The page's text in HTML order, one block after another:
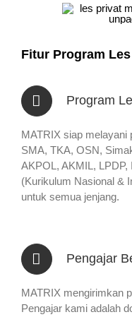
Fitur Program
Program
MATRIX siap melayani
SMA, TKA, OSN,
AKPOL, AKMIL,
(Kurikulum Nasional &
untuk semua jenjang.
Pengajar
MATRIX mengirimkan
Pengajar kami adalah